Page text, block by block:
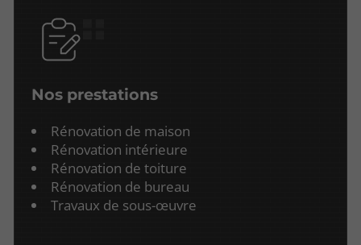
Nos prestations
Rénovation de maison
Rénovation intérieure
Rénovation de toiture
Rénovation de bureau
Travaux de sous-œuvre